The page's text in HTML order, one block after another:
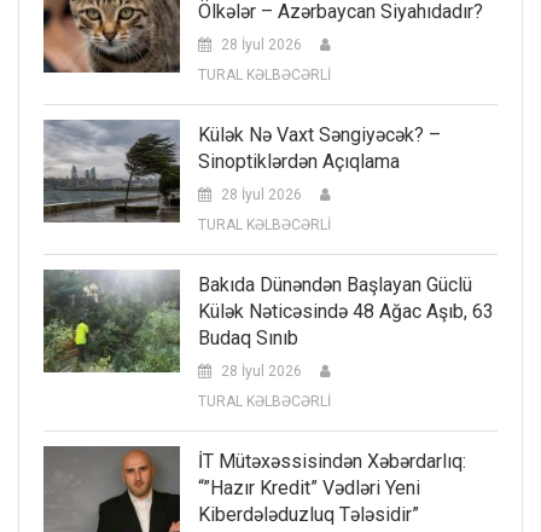
Ölkələr – Azərbaycan Siyahıdadır?
28 İyul 2026
TURAL KƏLBƏCƏRLİ
Külək Nə Vaxt Səngiyəcək? –
Sinoptiklərdən Açıqlama
28 İyul 2026
TURAL KƏLBƏCƏRLİ
Bakıda Dünəndən Başlayan Güclü
Külək Nəticəsində 48 Ağac Aşıb, 63
Budaq Sınıb
28 İyul 2026
TURAL KƏLBƏCƏRLİ
İT Mütəxəssisindən Xəbərdarlıq:
“”Hazır Kredit” Vədləri Yeni
Kiberdələduzluq Tələsidir”